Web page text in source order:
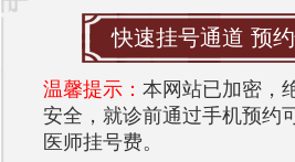
医院服务
济南中研皮肤病医院在服务方
碑。医院设有咨询窗口，患者
细咨询，了解扁平疣的相关知
的接待人员态度热情，能够为
快速挂号通道 预
温馨提示： 本网站已加密，
安全，就诊前通过手机预约
医师挂号费。